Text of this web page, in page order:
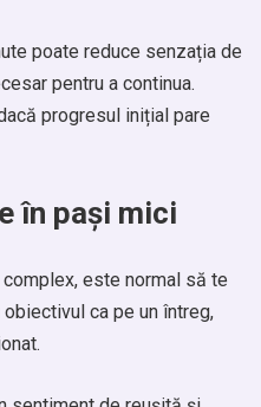
poate reduce senzația de
pentru a continua.
progresul inițial pare
în pași mici
este normal să te
ca pe un întreg,